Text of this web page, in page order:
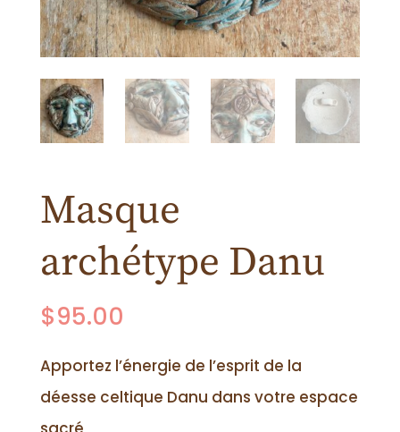
Masque
archétype Danu
$95.00
Apportez l’énergie de l’esprit de la
déesse celtique Danu dans votre espace